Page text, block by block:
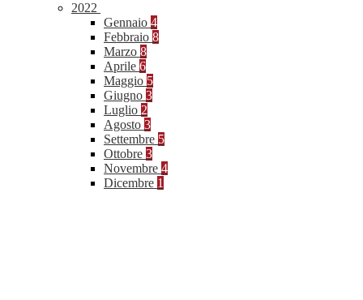
2022
Gennaio 4
Febbraio 8
Marzo 8
Aprile 6
Maggio 5
Giugno 3
Luglio 2
Agosto 3
Settembre 5
Ottobre 3
Novembre 4
Dicembre 1